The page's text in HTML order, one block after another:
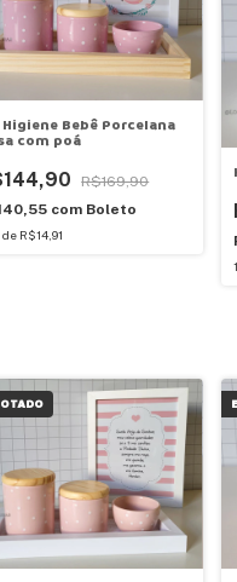
Bebê Porcelana
com poá
R$169,90
com Boleto
de R$14,91